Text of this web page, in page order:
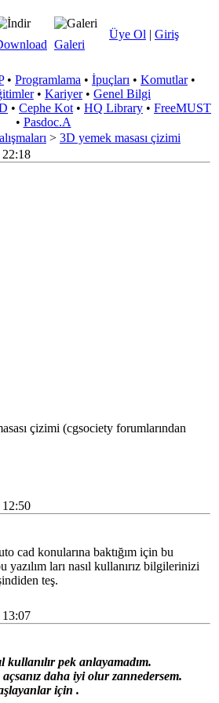
Üye Ol | Giriş
Galeri
• Programlama • İpuçları • Komutlar•
• Kariyer• Genel Bilgi
• Cephe Kot • HQ Library • FreeMUST
• Pasdoc.A
> 3D yemek masası çizimi
22:18
çizimi (cgsociety forumlarından
12:50
cad konularına baktığım için bu
ları nasıl kullanırız bilgilerinizi
teş.
13:07
pek anlayamadım.
daha iyi olur zannedersem.
için .